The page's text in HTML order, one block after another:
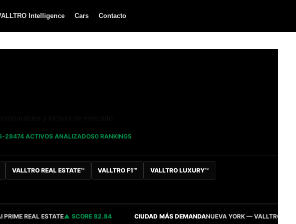
Intelligence Cars Contacto
28474 ACTIVOS ANALIZADOS0 RANKINGS
VALLTRO REAL ESTATE™ VALLTRO F1™ VALLTRO LUXURY™
REAL ESTATE SCORE 82.84 CIUDAD MÁS DEMANDANUEVA YORK — VALLTRO